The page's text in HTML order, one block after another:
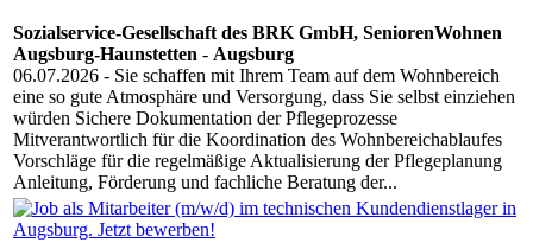
Sozialservice-Gesellschaft des BRK GmbH, SeniorenWohnen
Augsburg-Haunstetten - Augsburg
06.07.2026 - Sie schaffen mit Ihrem Team auf dem Wohnbereich
eine so gute Atmosphäre und Versorgung, dass Sie selbst einziehen
würden Sichere Dokumentation der Pflegeprozesse
Mitverantwortlich für die Koordination des Wohnbereichablaufes
Vorschläge für die regelmäßige Aktualisierung der Pflegeplanung
Anleitung, Förderung und fachliche Beratung der...